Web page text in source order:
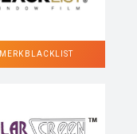
MERK BLACKLIST